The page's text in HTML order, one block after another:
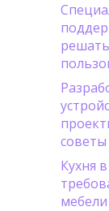
советы
Кухня
мебели